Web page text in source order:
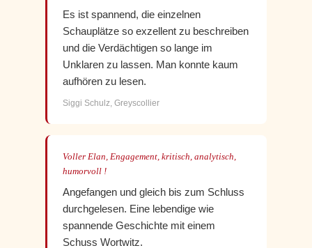
Es ist spannend, die einzelnen
Schauplätze so exzellent zu beschreiben
und die Verdächtigen so lange im
Unklaren zu lassen. Man konnte kaum
aufhören zu lesen.
Siggi Schulz, Greyscollier
Voller Elan, Engagement, kritisch, analytisch,
humorvoll !
Angefangen und gleich bis zum Schluss
durchgelesen. Eine lebendige wie
spannende Geschichte mit einem
Schuss Wortwitz.